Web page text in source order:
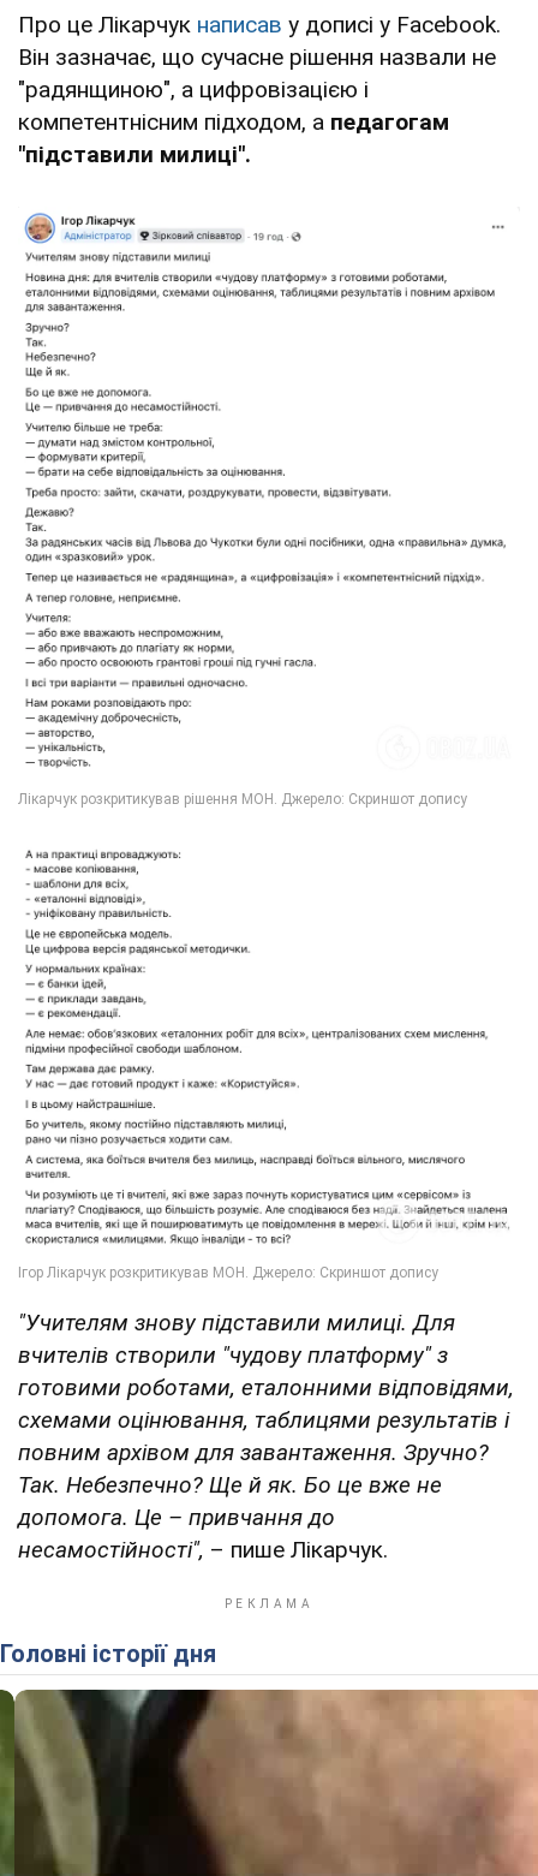
Про це Лікарчук написав у дописі у Facebook.
Він зазначає, що сучасне рішення назвали не
"радянщиною", а цифровізацією і
компетентнісним підходом, а педагогам
"підставили милиці".
"Учителям знову підставили милиці. Для
вчителів створили "чудову платформу" з
готовими роботами, еталонними відповідями,
схемами оцінювання, таблицями результатів і
повним архівом для завантаження. Зручно?
Так. Небезпечно? Ще й як. Бо це вже не
допомога. Це – привчання до
несамостійності", – пише Лікарчук.
Головні історії дня